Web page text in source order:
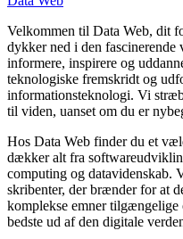
Velkommen til Data Web, dit
dykker ned i den fascinerende
informere, inspirere og
teknologiske fremskridt og
informationsteknologi. Vi
til viden, uanset om du er
Hos Data Web finder du et
dækker alt fra
computing og datavidenskab.
skribenter, der brænder for at
komplekse emner tilgængelige
bedste ud af den digitale